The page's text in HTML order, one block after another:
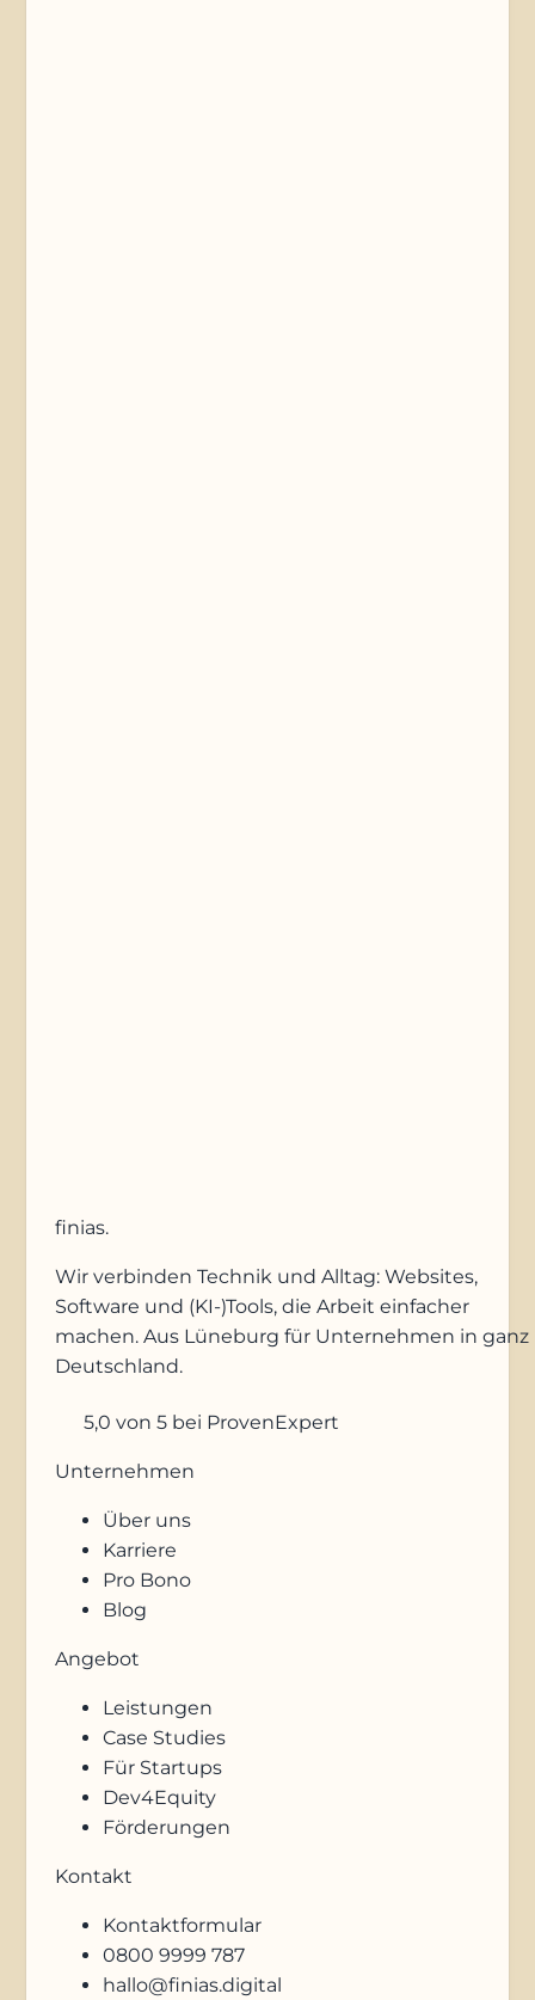
finias.
Wir verbinden Technik und Alltag: Websites,
Software und (KI-)Tools, die Arbeit einfacher
machen. Aus Lüneburg für Unternehmen in ganz
Deutschland.
5,0 von 5 bei ProvenExpert
Unternehmen
Über uns
Karriere
Pro Bono
Blog
Angebot
Leistungen
Case Studies
Für Startups
Dev4Equity
Förderungen
Kontakt
Kontaktformular
0800 9999 787
hallo@finias.digital